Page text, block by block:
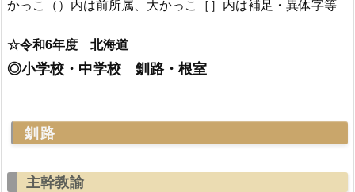
かっこ（）内は前所属、大かっこ［］内は補足・異体字等
☆令和6年度 北海道
◎小学校・中学校 釧路・根室
釧路
主幹教諭